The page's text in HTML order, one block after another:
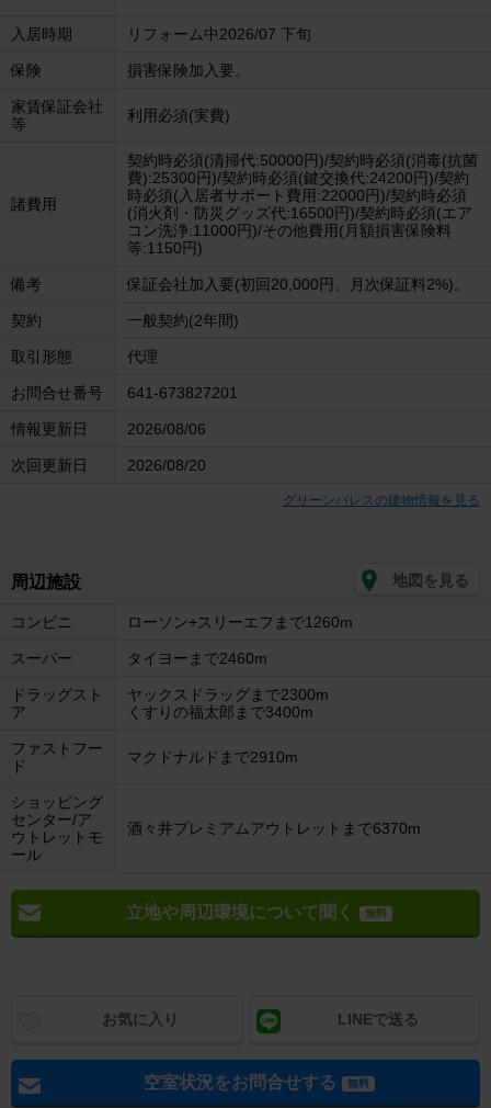
入居時期 リフォーム中2026/07 下旬
保険 損害保険加入要。
家賃保証会社
等
利用必須(実費)
諸費用
契約時必須(清掃代:50000円)/契約時必須(消毒(抗菌
費):25300円)/契約時必須(鍵交換代:24200円)/契約
時必須(入居者サポート費用:22000円)/契約時必須
(消火剤・防災グッズ代:16500円)/契約時必須(エア
コン洗浄:11000円)/その他費用(月額損害保険料
等:1150円)
備考 保証会社加入要(初回20,000円、月次保証料2%)。
契約 一般契約(2年間)
取引形態 代理
お問合せ番号 641-673827201
情報更新日 2026/08/06
次回更新日 2026/08/20
グリーンパレスの建物情報を見る
周辺施設 地図を見る
コンビニ ローソン+スリーエフまで1260m
スーパー タイヨーまで2460m
ドラッグスト
ア
ヤックスドラッグまで2300m
くすりの福太郎まで3400m
ファストフー
ド
マクドナルドまで2910m
ショッピング
センター/ア
ウトレットモ
ール
酒々井プレミアムアウトレットまで6370m
立地や周辺環境について聞く 無料
お気に入り LINEで送る
空室状況をお問合せする 無料